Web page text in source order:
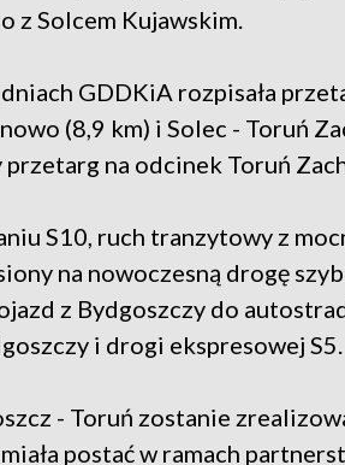
z Solcem Kujawskim.
GDDKiA rozpisała
(8,9 km) i Solec - Toruń
przetarg na odcinek Toruń
S10, ruch tranzytowy z
na nowoczesną drogę
z Bydgoszczy do
i drogi ekspresowej S5.
- Toruń zostanie
postać w ramach